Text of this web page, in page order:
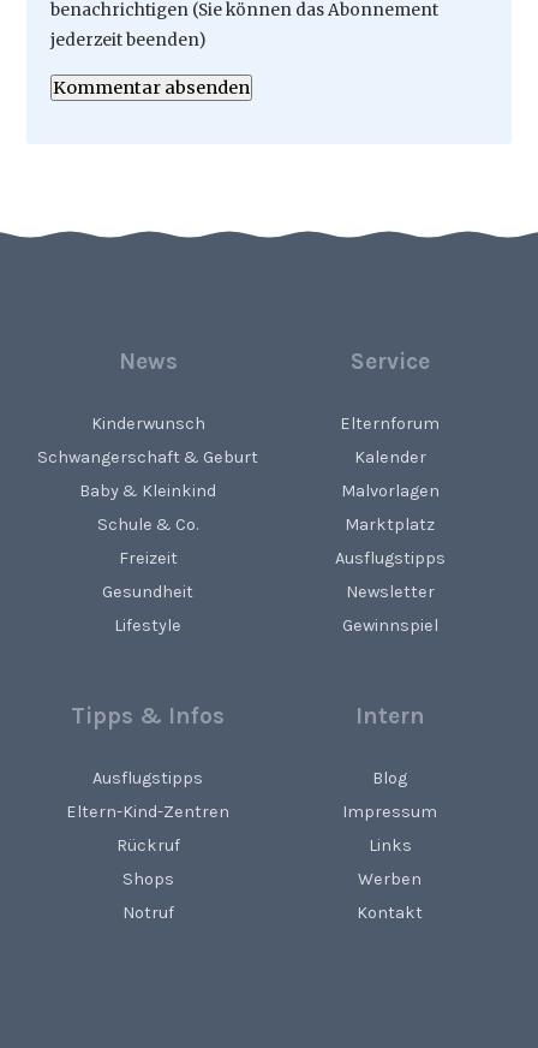
benachrichtigen (Sie können das Abonnement
jederzeit beenden)
Kommentar absenden
News
Kinderwunsch
Schwangerschaft & Geburt
Baby & Kleinkind
Schule & Co.
Freizeit
Gesundheit
Lifestyle
Service
Elternforum
Kalender
Malvorlagen
Marktplatz
Ausflugstipps
Newsletter
Gewinnspiel
Tipps & Infos
Ausflugstipps
Eltern-Kind-Zentren
Rückruf
Shops
Notruf
Intern
Blog
Impressum
Links
Werben
Kontakt